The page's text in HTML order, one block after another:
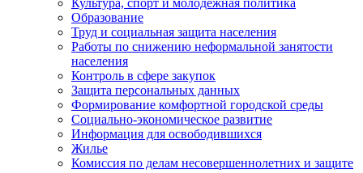
Культура, спорт и молодежная политика
Образование
Труд и социальная защита населения
Работы по снижению неформальной занятости
населения
Контроль в сфере закупок
Защита персональных данных
Формирование комфортной городской среды
Социально-экономическое развитие
Информация для освободившихся
Жилье
Комиссия по делам несовершеннолетних и защите